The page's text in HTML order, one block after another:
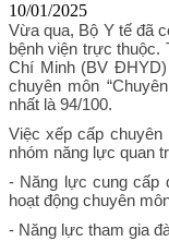
10/01/2025
Vừa qua, Bộ Y tế đã
bệnh viện trực thuộc.
Chí Minh (BV
chuyên môn
nhất là 94/100.
Việc xếp cấp
nhóm năng lực quan
- Năng lực cung cấp
hoạt động chuyên
- Năng lực tham gia